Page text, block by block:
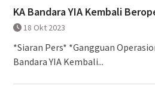
KA Bandara YIA Kembali
18 Okt 2023
*Siaran Pers* *Gangguan
Bandara YIA Kembali...